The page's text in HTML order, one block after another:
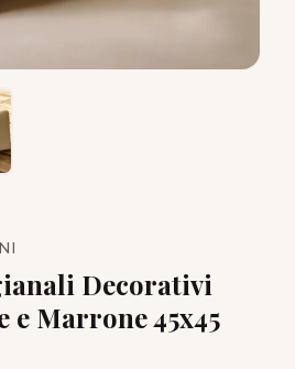
Decorativi
e Marrone 45x45